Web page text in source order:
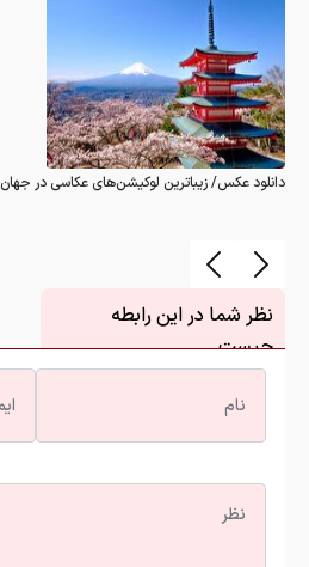
دانلود عکس/ زیباترین لوکیشن‌های عکاسی در جهان
نظر شما در این رابطه
چیست